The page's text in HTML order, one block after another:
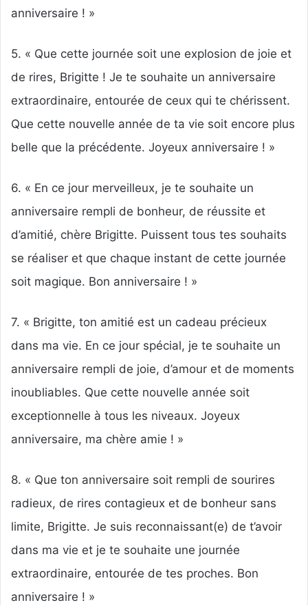
anniversaire ! »
5. « Que cette journée soit une explosion de joie et
de rires, Brigitte ! Je te souhaite un anniversaire
extraordinaire, entourée de ceux qui te chérissent.
Que cette nouvelle année de ta vie soit encore plus
belle que la précédente. Joyeux anniversaire ! »
6. « En ce jour merveilleux, je te souhaite un
anniversaire rempli de bonheur, de réussite et
d’amitié, chère Brigitte. Puissent tous tes souhaits
se réaliser et que chaque instant de cette journée
soit magique. Bon anniversaire ! »
7. « Brigitte, ton amitié est un cadeau précieux
dans ma vie. En ce jour spécial, je te souhaite un
anniversaire rempli de joie, d’amour et de moments
inoubliables. Que cette nouvelle année soit
exceptionnelle à tous les niveaux. Joyeux
anniversaire, ma chère amie ! »
8. « Que ton anniversaire soit rempli de sourires
radieux, de rires contagieux et de bonheur sans
limite, Brigitte. Je suis reconnaissant(e) de t’avoir
dans ma vie et je te souhaite une journée
extraordinaire, entourée de tes proches. Bon
anniversaire ! »